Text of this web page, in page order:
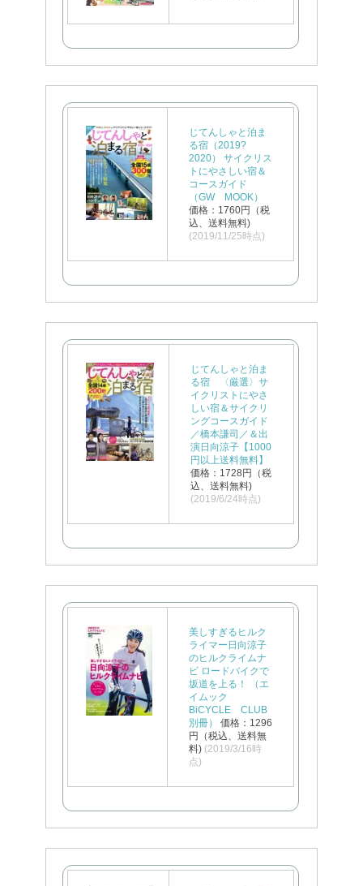
じてんしゃと泊ま
る宿（2019?
2020） サイクリス
トにやさしい宿＆
コースガイド
（GW MOOK）
価格：1760円（税
込、送料無料)
(2019/11/25時点)
じてんしゃと泊ま
る宿 〈厳選〉サ
イクリストにやさ
しい宿＆サイクリ
ングコースガイド
／橋本謙司／＆出
演日向涼子【1000
円以上送料無料】
価格：1728円（税
込、送料無料)
(2019/6/24時点)
美しすぎるヒルク
ライマー日向涼子
のヒルクライムナ
ビ ロードバイクで
坂道を上る！ （エ
イムック
BiCYCLE CLUB
別冊）
価格：1296
円（税込、送料無
料) (2019/3/16時
点)